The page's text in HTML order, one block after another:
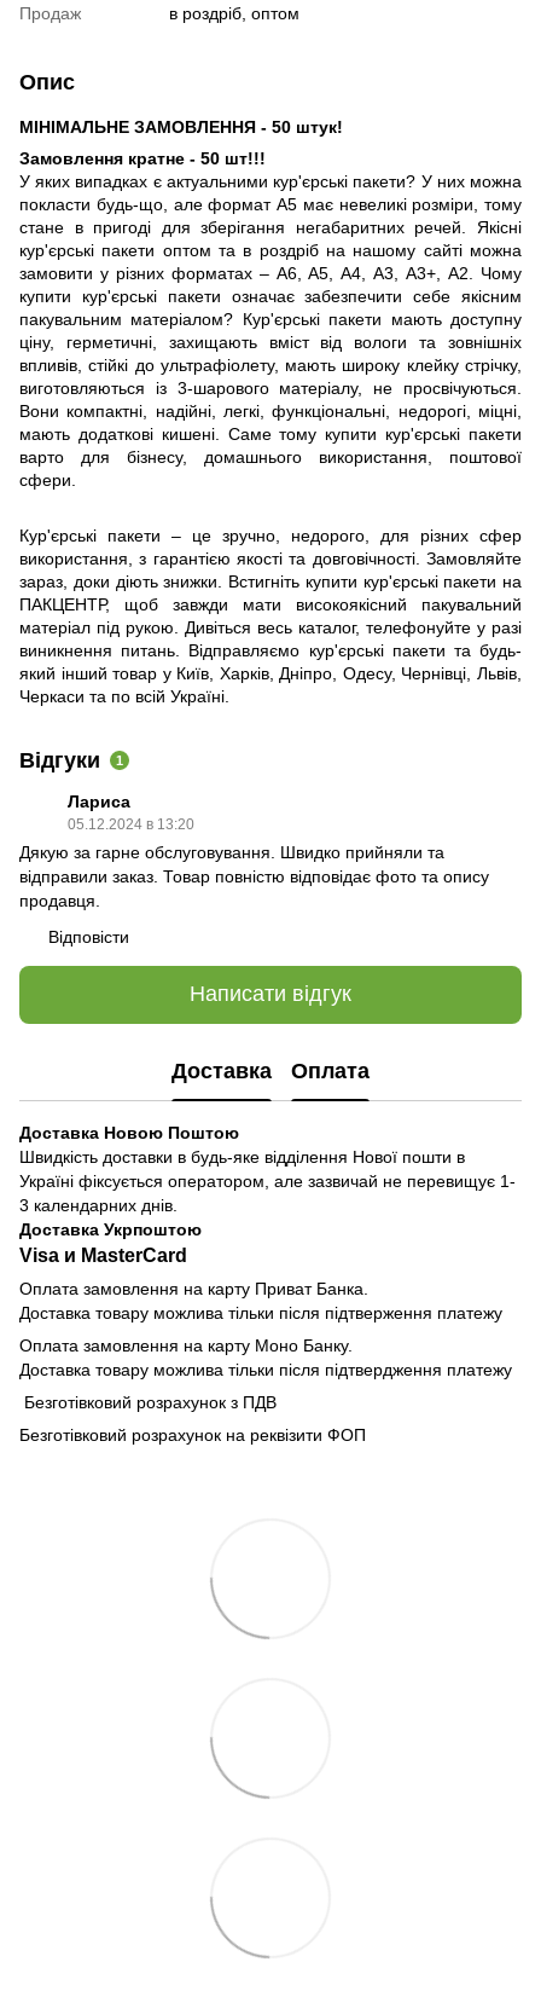
Продаж
в роздріб, оптом
Опис
МІНІМАЛЬНЕ ЗАМОВЛЕННЯ - 50 штук!
Замовлення кратне - 50 шт!!!
У яких випадках є актуальними кур'єрські пакети? У них можна
покласти будь-що, але формат А5 має невеликі розміри, тому
стане в пригоді для зберігання негабаритних речей. Якісні
кур'єрські пакети оптом та в роздріб на нашому сайті можна
замовити у різних форматах – А6, А5, А4, А3, А3+, А2. Чому
купити кур'єрські пакети означає забезпечити себе якісним
пакувальним матеріалом? Кур'єрські пакети мають доступну
ціну, герметичні, захищають вміст від вологи та зовнішніх
впливів, стійкі до ультрафіолету, мають широку клейку стрічку,
виготовляються із 3-шарового матеріалу, не просвічуються.
Вони компактні, надійні, легкі, функціональні, недорогі, міцні,
мають додаткові кишені. Саме тому купити кур'єрські пакети
варто для бізнесу, домашнього використання, поштової
сфери.
Кур'єрські пакети – це зручно, недорого, для різних сфер
використання, з гарантією якості та довговічності. Замовляйте
зараз, доки діють знижки. Встигніть купити кур'єрські пакети на
ПАКЦЕНТР, щоб завжди мати високоякісний пакувальний
матеріал під рукою. Дивіться весь каталог, телефонуйте у разі
виникнення питань. Відправляємо кур'єрські пакети та будь-
який інший товар у Київ, Харків, Дніпро, Одесу, Чернівці, Львів,
Черкаси та по всій Україні.
Відгуки 1
Лариса
05.12.2024 в 13:20
Дякую за гарне обслуговування. Швидко прийняли та
відправили заказ. Товар повністю відповідає фото та опису
продавця.
Відповісти
Написати відгук
Доставка Оплата
Доставка Новою Поштою
Швидкість доставки в будь-яке відділення Нової пошти в
Україні фіксується оператором, але зазвичай не перевищує 1-
3 календарних днів.
Доставка Укрпоштою
Visa и MasterCard
Оплата замовлення на карту Приват Банка.
Доставка товару можлива тільки після підтверження платежу
Оплата замовлення на карту Моно Банку.
Доставка товару можлива тільки після підтвердження платежу
Безготівковий розрахунок з ПДВ
Безготівковий розрахунок на реквізити ФОП